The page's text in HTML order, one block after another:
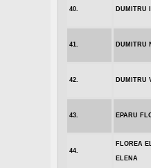
40. DUMITRU
41. DUMITRU
42. DUMITRU
43. EPARU
44.
FLOREA
ELENA